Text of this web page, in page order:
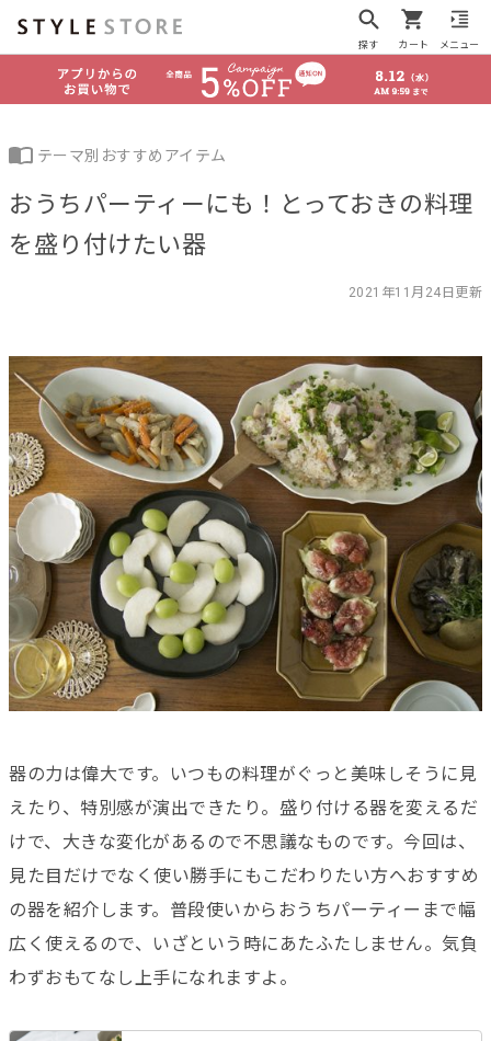
探す カート メニュー
テーマ別おすすめアイテム
おうちパーティーにも！とっておきの料理
を盛り付けたい器
2021年11月24日更新
器の力は偉大です。いつもの料理がぐっと美味しそうに見
えたり、特別感が演出できたり。盛り付ける器を変えるだ
けで、大きな変化があるので不思議なものです。今回は、
見た目だけでなく使い勝手にもこだわりたい方へおすすめ
の器を紹介します。普段使いからおうちパーティーまで幅
広く使えるので、いざという時にあたふたしません。気負
わずおもてなし上手になれますよ。